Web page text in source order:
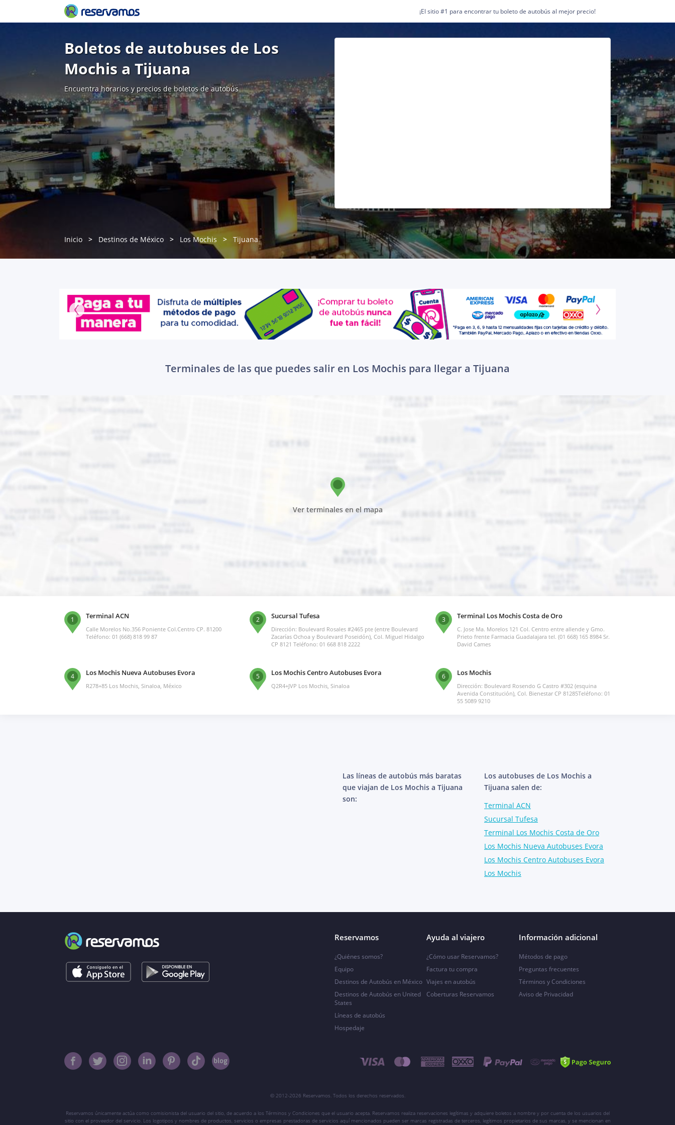
¡El sitio #1 para encontrar tu boleto de autobús al mejor precio!
Boletos de autobuses de Los
Mochis a Tijuana
Encuentra horarios y precios de boletos de autobús
Inicio Destinos de México Los Mochis Tijuana
Terminales de las que puedes salir en Los Mochis para llegar a Tijuana
Ver terminales en el mapa
1 Terminal ACN
Calle Morelos No.356 Poniente Col.Centro CP. 81200
Teléfono: 01 (668) 818 99 87
2 Sucursal Tufesa
Dirección: Boulevard Rosales #2465 pte (entre Boulevard
Zacarías Ochoa y Boulevard Poseidón), Col. Miguel Hidalgo
CP 8121 Teléfono: 01 668 818 2222
3 Terminal Los Mochis Costa de Oro
C. Jose Ma. Morelos 121 Col. Centro entre allende y Gmo.
Prieto frente Farmacia Guadalajara tel. (01 668) 165 8984 Sr.
David Cames
4 Los Mochis Nueva Autobuses Evora
R278+85 Los Mochis, Sinaloa, México
5 Los Mochis Centro Autobuses Evora
Q2R4+JVP Los Mochis, Sinaloa
6 Los Mochis
Dirección: Boulevard Rosendo G Castro #302 (esquina
Avenida Constitución), Col. Bienestar CP 81285Teléfono: 01
55 5089 9210
Las líneas de autobús más baratas
que viajan de Los Mochis a Tijuana
son:
Los autobuses de Los Mochis a
Tijuana salen de:
Terminal ACN
Sucursal Tufesa
Terminal Los Mochis Costa de Oro
Los Mochis Nueva Autobuses Evora
Los Mochis Centro Autobuses Evora
Los Mochis
Reservamos
¿Quiénes somos?
Equipo
Destinos de Autobús en México
Destinos de Autobús en United
States
Líneas de autobús
Hospedaje
Ayuda al viajero
¿Cómo usar Reservamos?
Factura tu compra
Viajes en autobús
Coberturas Reservamos
Información adicional
Métodos de pago
Preguntas frecuentes
Términos y Condiciones
Aviso de Privacidad
© 2012-2026 Reservamos. Todos los derechos reservados.
Reservamos únicamente actúa como comisionista del usuario del sitio, de acuerdo a los Términos y Condiciones que el usuario acepta. Reservamos realiza reservaciones legítimas y adquiere boletos a nombre y por cuenta de los usuarios del
sitio con el proveedor del servicio. Los logotipos y nombres de productos, servicios o empresas prestadoras de servicios aquí mencionados pueden ser marcas registradas de terceros, legítimos propietarios de sus marcas, y se mencionan en